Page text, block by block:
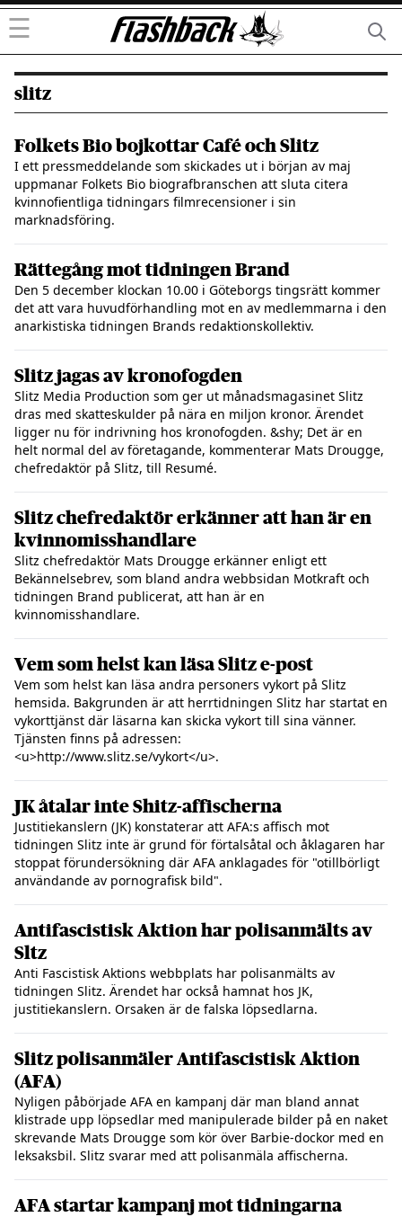
☰
slitz
Folkets Bio bojkottar Café och Slitz
I ett pressmeddelande som skickades ut i början av maj
uppmanar Folkets Bio biografbranschen att sluta citera
kvinnofientliga tidningars filmrecensioner i sin
marknadsföring.
Rättegång mot tidningen Brand
Den 5 december klockan 10.00 i Göteborgs tingsrätt kommer
det att vara huvudförhandling mot en av medlemmarna i den
anarkistiska tidningen Brands redaktionskollektiv.
Slitz jagas av kronofogden
Slitz Media Production som ger ut månadsmagasinet Slitz
dras med skatteskulder på nära en miljon kronor. Ärendet
ligger nu för indrivning hos kronofogden. &shy; Det är en
helt normal del av företagande, kommenterar Mats Drougge,
chefredaktör på Slitz, till Resumé.
Slitz chefredaktör erkänner att han är en
kvinnomisshandlare
Slitz chefredaktör Mats Drougge erkänner enligt ett
Bekännelsebrev, som bland andra webbsidan Motkraft och
tidningen Brand publicerat, att han är en
kvinnomisshandlare.
Vem som helst kan läsa Slitz e-post
Vem som helst kan läsa andra personers vykort på Slitz
hemsida. Bakgrunden är att herrtidningen Slitz har startat en
vykorttjänst där läsarna kan skicka vykort till sina vänner.
Tjänsten finns på adressen:
<u>http://www.slitz.se/vykort</u>.
JK åtalar inte Shitz-affischerna
Justitiekanslern (JK) konstaterar att AFA:s affisch mot
tidningen Slitz inte är grund för förtalsåtal och åklagaren har
stoppat förundersökning där AFA anklagades för "otillbörligt
användande av pornografisk bild".
Antifascistisk Aktion har polisanmälts av
Sltz
Anti Fascistisk Aktions webbplats har polisanmälts av
tidningen Slitz. Ärendet har också hamnat hos JK,
justitiekanslern. Orsaken är de falska löpsedlarna.
Slitz polisanmäler Antifascistisk Aktion
(AFA)
Nyligen påbörjade AFA en kampanj där man bland annat
klistrade upp löpsedlar med manipulerade bilder på en naket
skrevande Mats Drougge som kör över Barbie-dockor med en
leksaksbil. Slitz svarar med att polisanmäla affischerna.
AFA startar kampanj mot tidningarna